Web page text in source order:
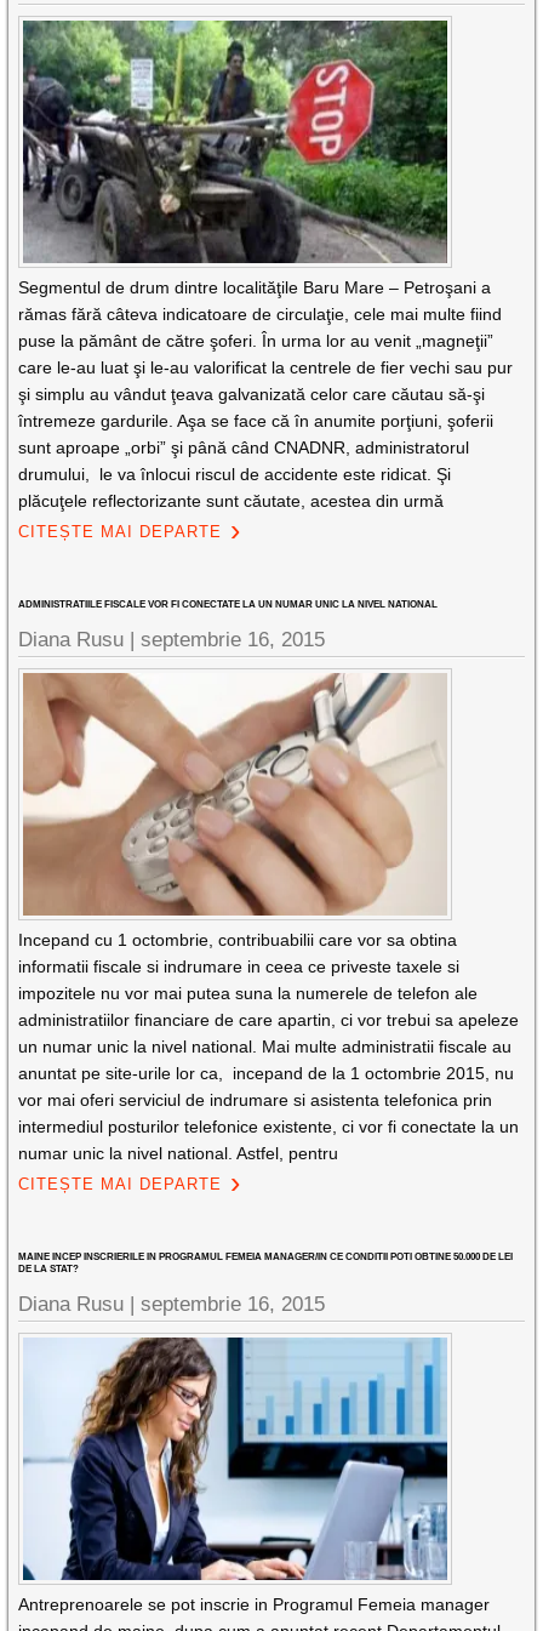
Segmentul de drum dintre localităţile Baru Mare – Petroşani a
rămas fără câteva indicatoare de circulaţie, cele mai multe fiind
puse la pământ de către şoferi. În urma lor au venit „magneţii”
care le-au luat şi le-au valorificat la centrele de fier vechi sau pur
şi simplu au vândut ţeava galvanizată celor care căutau să-şi
întremeze gardurile. Aşa se face că în anumite porţiuni, şoferii
sunt aproape „orbi” şi până când CNADNR, administratorul
drumului, le va înlocui riscul de accidente este ridicat. Şi
plăcuţele reflectorizante sunt căutate, acestea din urmă
CITEȘTE MAI DEPARTE
ADMINISTRATIILE FISCALE VOR FI CONECTATE LA UN NUMAR UNIC LA NIVEL NATIONAL
Diana Rusu |septembrie 16, 2015
Incepand cu 1 octombrie, contribuabilii care vor sa obtina
informatii fiscale si indrumare in ceea ce priveste taxele si
impozitele nu vor mai putea suna la numerele de telefon ale
administratiilor financiare de care apartin, ci vor trebui sa apeleze
un numar unic la nivel national. Mai multe administratii fiscale au
anuntat pe site-urile lor ca, incepand de la 1 octombrie 2015, nu
vor mai oferi serviciul de indrumare si asistenta telefonica prin
intermediul posturilor telefonice existente, ci vor fi conectate la un
numar unic la nivel national. Astfel, pentru
CITEȘTE MAI DEPARTE
MAINE INCEP INSCRIERILE IN PROGRAMUL FEMEIA MANAGER/IN CE CONDITII POTI OBTINE 50.000 DE LEI
DE LA STAT?
Diana Rusu |septembrie 16, 2015
Antreprenoarele se pot inscrie in Programul Femeia manager